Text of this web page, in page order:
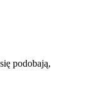
podobają,